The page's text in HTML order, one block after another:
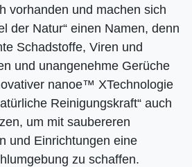
vorhanden und machen sich
der Natur“ einen Namen, denn
Schadstoffe, Viren und
und unangenehme Gerüche
nanoe™ XTechnologie
Reinigungskraft“ auch
um mit saubereren
und Einrichtungen eine
zu schaffen.